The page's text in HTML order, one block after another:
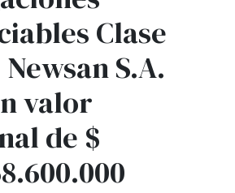
Clase
S.A.
valor
de $